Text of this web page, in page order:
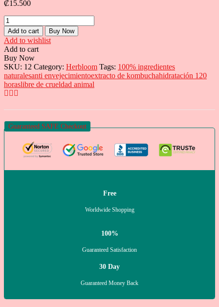
₡15.500
Crema
vegana
de
colágeno
Kombucha
de
50ml
quantity
Add to cart Buy Now
Add to wishlist
Add to cart
Buy Now
SKU: 12 Category: Herbloom Tags: 100% ingredientes
naturalesanti envejecimientoextracto de kombuchahidratación 120
horaslibre de crueldad animal
Guaranteed SAFE Checkout
Free
Worldwide Shopping
100%
Guaranteed Satisfaction
30 Day
Guaranteed Money Back